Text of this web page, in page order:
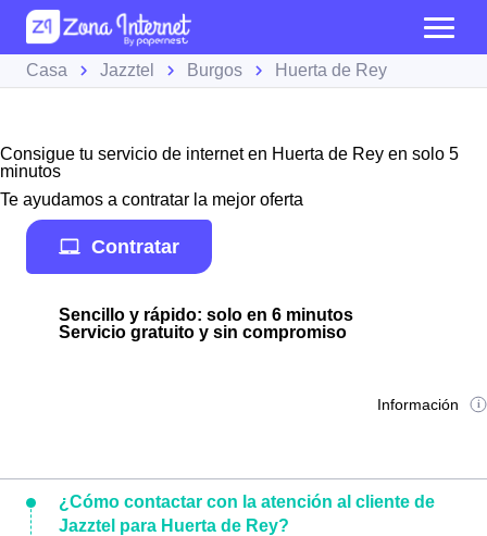
Casa Jazztel Burgos Huerta de Rey
Consigue tu servicio de internet en Huerta de Rey en solo 5
minutos
Te ayudamos a contratar la mejor oferta
Contratar
Sencillo y rápido: solo en 6 minutos
Servicio gratuito y sin compromiso
Información
¿Cómo contactar con la atención al cliente de
Jazztel para Huerta de Rey?